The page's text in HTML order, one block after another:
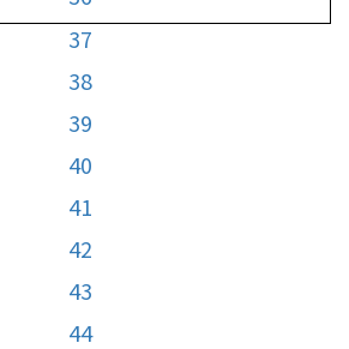
37
38
39
40
41
42
43
44